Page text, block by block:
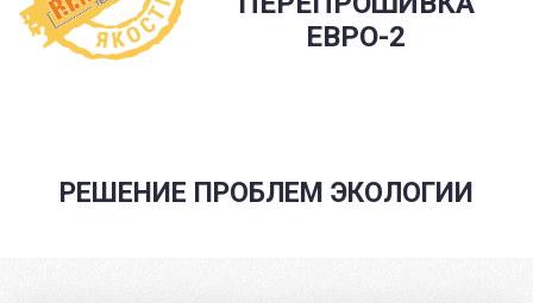
ЕВРО-2
РЕШЕНИЕ ПРОБЛЕМ ЭКОЛОГИИ